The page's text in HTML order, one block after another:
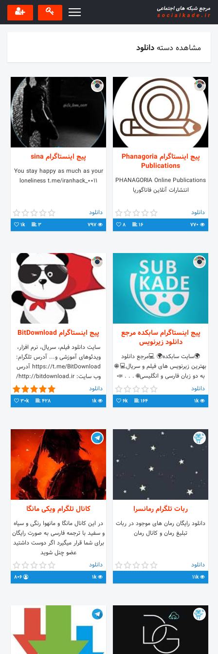
مشاهده دستهدانلود
پیج اینستاگرام Phanagoria
Publications
PHANAGORIA Online Publications
انتشارات آنلاین فاناگوریا
دانلود
16
8
پیج اینستاگرام sina
You stay happy as much as your
loneliness t.me/iranhack_0011
دانلود
3
1k
پیج اینستاگرام سابکده مرجع
دانلود زیرنویس
🌍سایت سابکده🌍 💻مرجع دانلود
بهترین زیرنویس های فیلم و سریال💻 🌐
به دو زبان فارسی و انگلیسی🌐 . . . 📣
تلگرام - اینستاگرام - آپارات - سروش -
ایتا📣
دانلود
1k
164
6k
پیج اینستاگرام BitDownload
سایت دانلود فیلم، سریال، نرم افزار،
ویدئوهای آموزشی و... آدرس تلگرام:
https://t.me/BitDownload آدرس
وب سایت: http://bitdownload.ir/
دانلود
1k
428
30k
ربات تلگرام رمانسرا
دانلود رایگان رمان های موجود در ربات
تبلیغ رمان و کانال رمان
دانلود
11k
کانال تلگرام ویکی مانگا
در این کانال مانگا و مانهوا رنگی و سیاه
و سفید با ترجمه فارسی به صورت رایگان
برای شما قرار میگیرد اگر دوست داشتید
عضو چنل شوید
دانلود
1k